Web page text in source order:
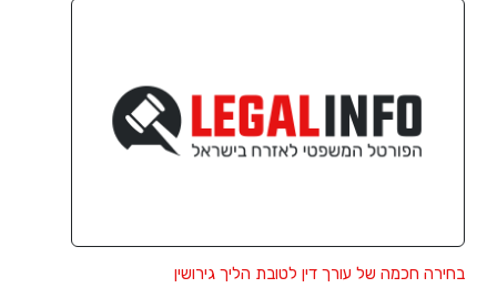
בחירה חכמה של עורך דין לטובת הליך גירושין